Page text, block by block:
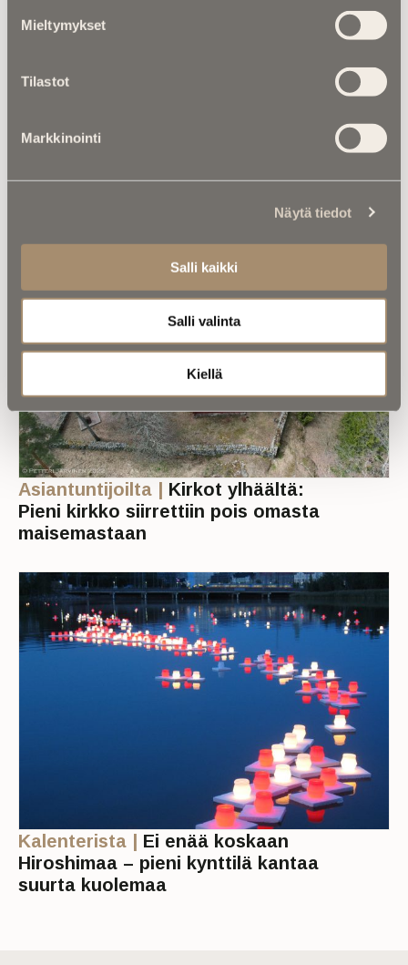
Mieltymykset
Tilastot
Markkinointi
Näytä tiedot
Salli kaikki
Salli valinta
Kiellä
Kalenterista |
Asiantuntijoilta | Kirkot ylhäältä:
Pieni kirkko siirrettiin pois omasta
maisemastaan
Kalenterista | Ei enää koskaan
Hiroshimaa – pieni kynttilä kantaa
suurta kuolemaa